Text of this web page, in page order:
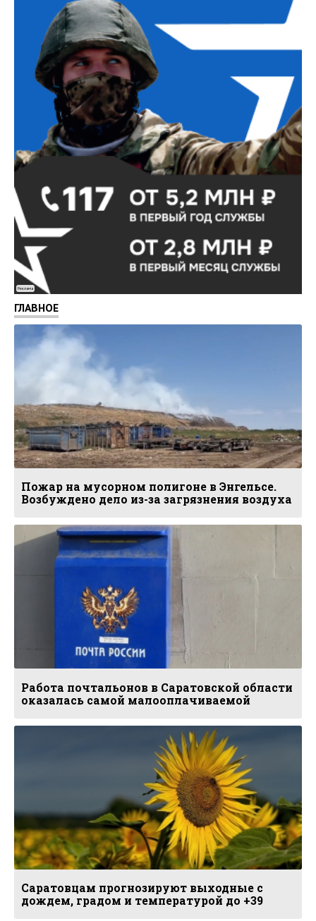
Реклама
ГЛАВНОЕ
Пожар на мусорном полигоне в Энгельсе.
Возбуждено дело из-за загрязнения воздуха
Работа почтальонов в Саратовской области
оказалась самой малооплачиваемой
Саратовцам прогнозируют выходные с
дождем, градом и температурой до +39